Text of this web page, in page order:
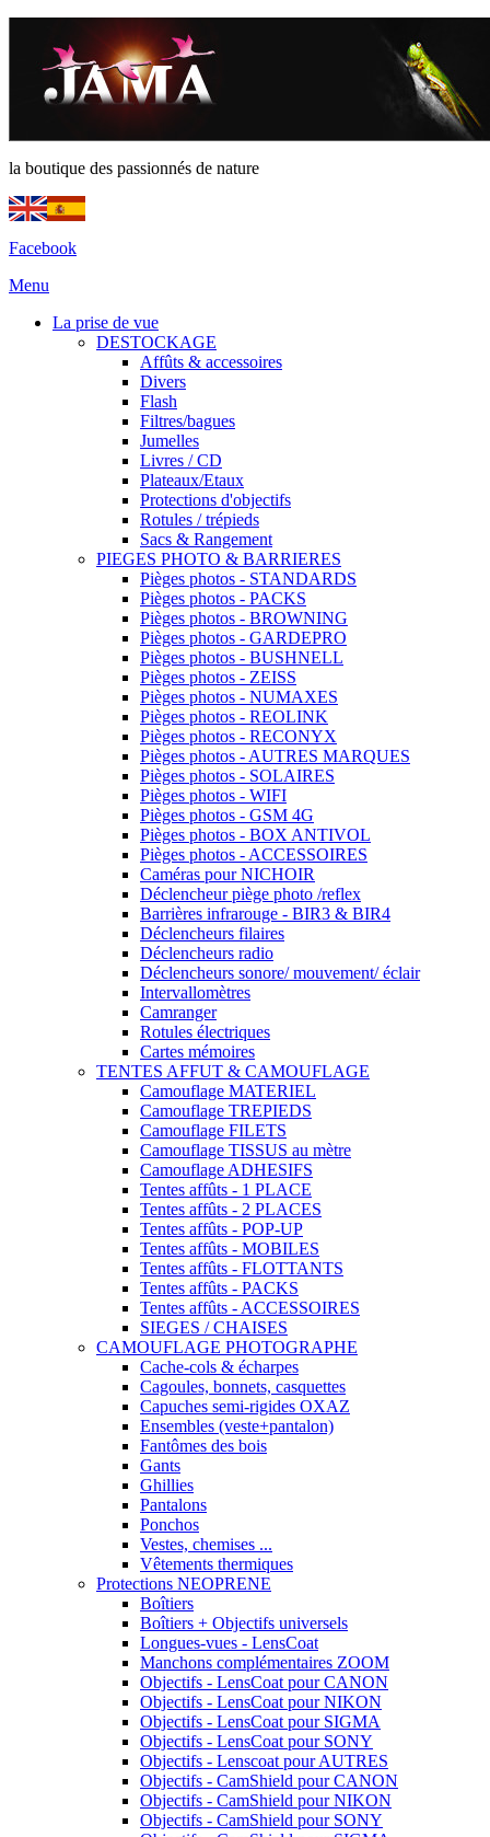
la boutique des passionnés de nature
Facebook
Menu
La prise de vue
DESTOCKAGE
Affûts & accessoires
Divers
Flash
Filtres/bagues
Jumelles
Livres / CD
Plateaux/Etaux
Protections d'objectifs
Rotules / trépieds
Sacs & Rangement
PIEGES PHOTO & BARRIERES
Pièges photos - STANDARDS
Pièges photos - PACKS
Pièges photos - BROWNING
Pièges photos - GARDEPRO
Pièges photos - BUSHNELL
Pièges photos - ZEISS
Pièges photos - NUMAXES
Pièges photos - REOLINK
Pièges photos - RECONYX
Pièges photos - AUTRES MARQUES
Pièges photos - SOLAIRES
Pièges photos - WIFI
Pièges photos - GSM 4G
Pièges photos - BOX ANTIVOL
Pièges photos - ACCESSOIRES
Caméras pour NICHOIR
Déclencheur piège photo /reflex
Barrières infrarouge - BIR3 & BIR4
Déclencheurs filaires
Déclencheurs radio
Déclencheurs sonore/ mouvement/ éclair
Intervallomètres
Camranger
Rotules électriques
Cartes mémoires
TENTES AFFUT & CAMOUFLAGE
Camouflage MATERIEL
Camouflage TREPIEDS
Camouflage FILETS
Camouflage TISSUS au mètre
Camouflage ADHESIFS
Tentes affûts - 1 PLACE
Tentes affûts - 2 PLACES
Tentes affûts - POP-UP
Tentes affûts - MOBILES
Tentes affûts - FLOTTANTS
Tentes affûts - PACKS
Tentes affûts - ACCESSOIRES
SIEGES / CHAISES
CAMOUFLAGE PHOTOGRAPHE
Cache-cols & écharpes
Cagoules, bonnets, casquettes
Capuches semi-rigides OXAZ
Ensembles (veste+pantalon)
Fantômes des bois
Gants
Ghillies
Pantalons
Ponchos
Vestes, chemises ...
Vêtements thermiques
Protections NEOPRENE
Boîtiers
Boîtiers + Objectifs universels
Longues-vues - LensCoat
Manchons complémentaires ZOOM
Objectifs - LensCoat pour CANON
Objectifs - LensCoat pour NIKON
Objectifs - LensCoat pour SIGMA
Objectifs - LensCoat pour SONY
Objectifs - Lenscoat pour AUTRES
Objectifs - CamShield pour CANON
Objectifs - CamShield pour NIKON
Objectifs - CamShield pour SONY